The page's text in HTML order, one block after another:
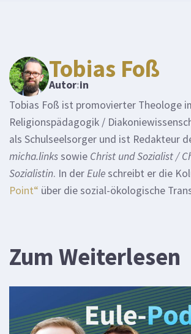
Tobias Foß
Autor:in
Tobias Foß ist promovierter Theologe
Religionspädagogik /
als Schulseelsorger und ist Redakteur
micha.linkssowie Christ und Sozialist /
Sozialistin. In derEuleschreibt er die
Point“ über die sozial-ökologische
Zum Weiterlesen